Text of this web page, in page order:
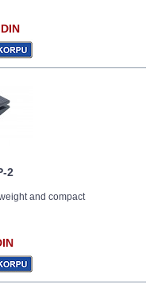
2
and compact